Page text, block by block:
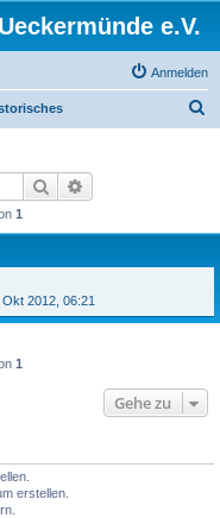
e.V.
Anmelden
Suche
1
Okt 2012, 06:21
1
Gehe zu
erstellen.